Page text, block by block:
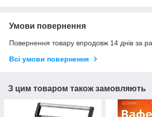
Умови повернення
Повернення товару впродовж 14 днів за
Всі умови повернення
З цим товаром також замовляють